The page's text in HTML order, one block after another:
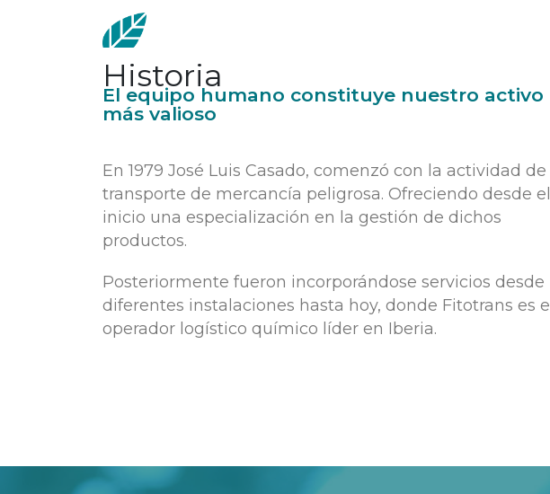
Historia
El equipo humano constituye nuestro activo
más valioso
En 1979 José Luis Casado, comenzó con la actividad de
transporte de mercancía peligrosa. Ofreciendo desde el
inicio una especialización en la gestión de dichos
productos.
Posteriormente fueron incorporándose servicios desde
diferentes instalaciones hasta hoy, donde Fitotrans es el
operador logístico químico líder en Iberia.